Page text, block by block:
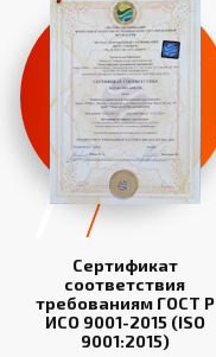
Сертификат
соответствия
требованиям ГОСТ Р
ИСО 9001-2015 (ISO
9001:2015)